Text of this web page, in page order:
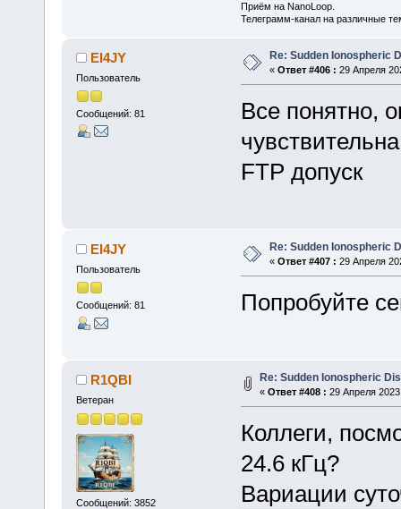
Приём на NanoLoop.
Телеграмм-канал на различные
EI4JY
Пользователь
Сообщений: 81
Re: Sudden Ionospheric
« Ответ #406 : 29 Апреля
Все понятно,
FTP допуск
EI4JY
Пользователь
Сообщений: 81
Re: Sudden Ionospheric
« Ответ #407 : 29 Апреля
Попробуйте
R1QBI
Ветеран
Сообщений: 3852
Re: Sudden Ionospheric
« Ответ #408 : 29 Апреля
Коллеги,
24.6 кГц?
Вариации